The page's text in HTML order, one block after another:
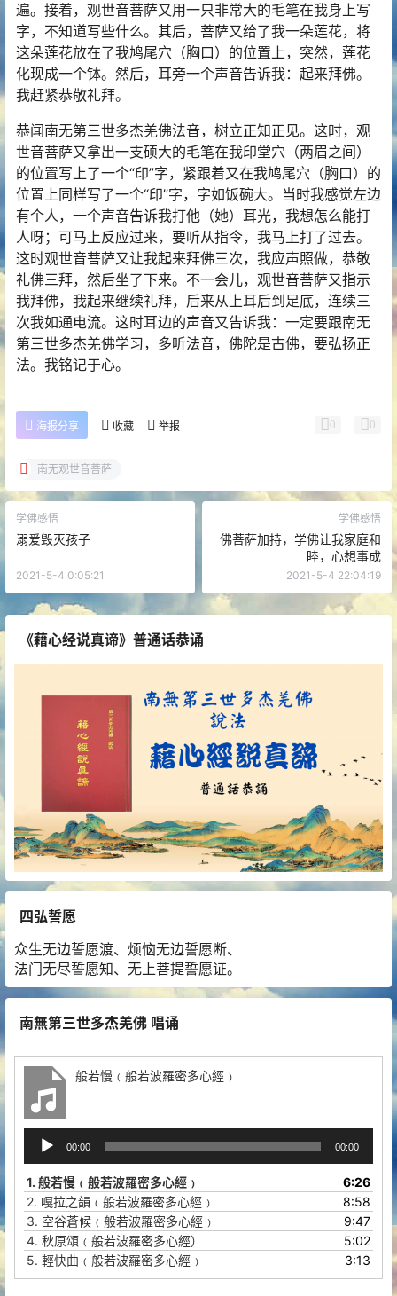
遍。接着，观世音菩萨又用一只非常大的毛笔在我身上写
字，不知道写些什么。其后，菩萨又给了我一朵莲花，将
这朵莲花放在了我鸠尾穴（胸口）的位置上，突然，莲花
化现成一个钵。然后，耳旁一个声音告诉我：起来拜佛。
我赶紧恭敬礼拜。
恭闻南无第三世多杰羌佛法音，树立正知正见。这时，观
世音菩萨又拿出一支硕大的毛笔在我印堂穴（两眉之间）
的位置写上了一个“印”字，紧跟着又在我鸠尾穴（胸口）的
位置上同样写了一个“印”字，字如饭碗大。当时我感觉左边
有个人，一个声音告诉我打他（她）耳光，我想怎么能打
人呀；可马上反应过来，要听从指令，我马上打了过去。
这时观世音菩萨又让我起来拜佛三次，我应声照做，恭敬
礼佛三拜，然后坐了下来。不一会儿，观世音菩萨又指示
我拜佛，我起来继续礼拜，后来从上耳后到足底，连续三
次我如通电流。这时耳边的声音又告诉我：一定要跟南无
第三世多杰羌佛学习，多听法音，佛陀是古佛，要弘扬正
法。我铭记于心。
海报分享 收藏 举报 0 0
南无观世音菩萨
学佛感悟
溺爱毁灭孩子
2021-5-4 0:05:21
学佛感悟
佛菩萨加持，学佛让我家庭和
睦，心想事成
2021-5-4 22:04:19
《藉心经说真谛》普通话恭诵
四弘誓愿
众生无边誓愿渡、烦恼无边誓愿断、
法门无尽誓愿知、无上菩提誓愿证。
南無第三世多杰羌佛 唱诵
般若慢﹙般若波羅密多心經﹚
播
放
器
00:00 00:00
1. 般若慢﹙般若波羅密多心經﹚
6:26
2. 嘎拉之韻﹙般若波羅密多心經﹚
8:58
3. 空谷蒼候﹙般若波羅密多心經﹚
9:47
4. 秋原頌﹙般若波羅密多心經）
5:02
5. 輕快曲﹙般若波羅密多心經﹚ 3:13